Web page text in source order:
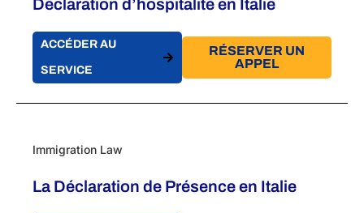
Déclaration d’hospitalité en Italie
ACCÉDER AU
SERVICE
RÉSERVER UN
APPEL
Immigration Law
La Déclaration de Présence en Italie